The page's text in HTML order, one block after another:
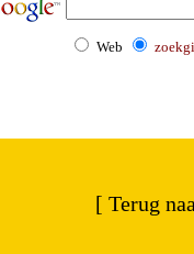
Web
[ Terug